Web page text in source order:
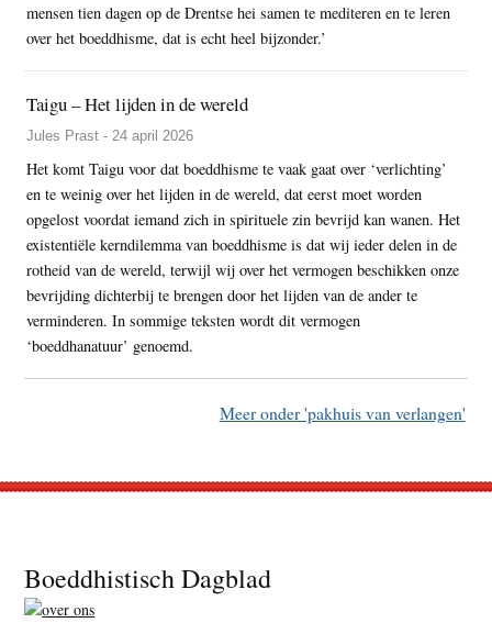
mensen tien dagen op de Drentse hei samen te mediteren en te leren
over het boeddhisme, dat is echt heel bijzonder.’
Taigu – Het lijden in de wereld
Jules Prast - 24 april 2026
Het komt Taigu voor dat boeddhisme te vaak gaat over ‘verlichting’
en te weinig over het lijden in de wereld, dat eerst moet worden
opgelost voordat iemand zich in spirituele zin bevrijd kan wanen. Het
existentiële kerndilemma van boeddhisme is dat wij ieder delen in de
rotheid van de wereld, terwijl wij over het vermogen beschikken onze
bevrijding dichterbij te brengen door het lijden van de ander te
verminderen. In sommige teksten wordt dit vermogen
‘boeddhanatuur’ genoemd.
Meer onder 'pakhuis van verlangen'
Footer
Boeddhistisch Dagblad